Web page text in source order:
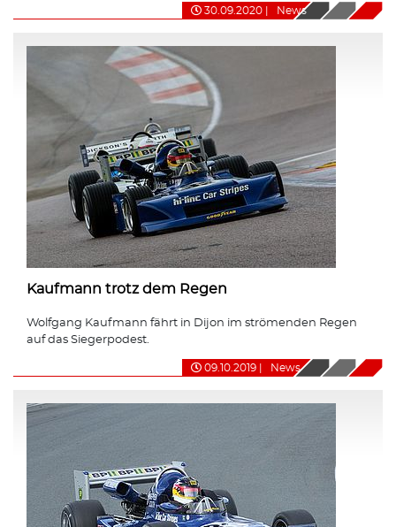
30.09.2020 News
Kaufmann trotz dem Regen
Wolfgang Kaufmann fährt in Dijon im strömenden Regen
auf das Siegerpodest.
09.10.2019 News